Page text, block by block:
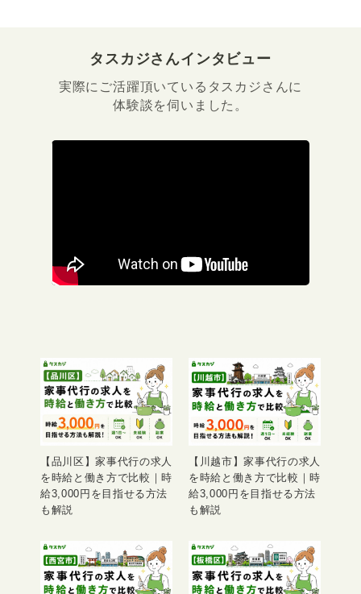
タスカジさんインタビュー
実際にご活躍頂いているタスカジさんに
体験談を伺いました。
【品川区】家事代行の求人
を時給と働き方で比較｜時
給3,000円を目指せる方法
も解説
【川越市】家事代行の求人
を時給と働き方で比較｜時
給3,000円を目指せる方法
も解説